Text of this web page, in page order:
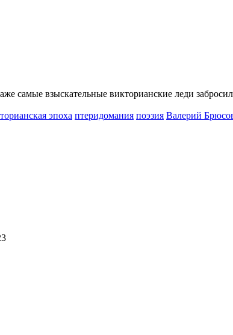
самые взыскательные викторианские леди
эпоха птеридомания поэзия Валерий